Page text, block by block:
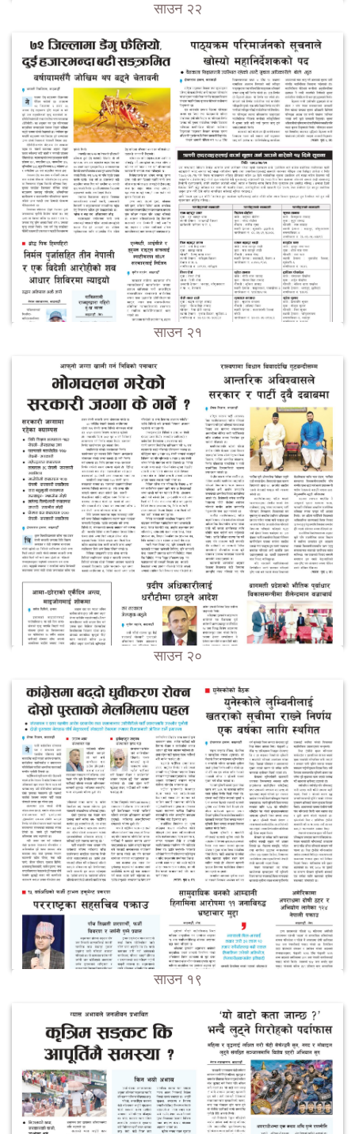
साउन २२
साउन २१
साउन २०
साउन १९